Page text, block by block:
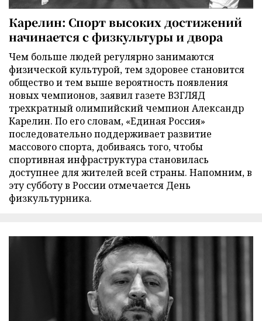
Карелин: Спорт высоких достижений
начинается с физкультуры и двора
Чем больше людей регулярно занимаются
физической культурой, тем здоровее становится
общество и тем выше вероятность появления
новых чемпионов, заявил газете ВЗГЛЯД
трехкратный олимпийский чемпион Александр
Карелин. По его словам, «Единая Россия»
последовательно поддерживает развитие
массового спорта, добиваясь того, чтобы
спортивная инфраструктура становилась
доступнее для жителей всей страны. Напомним, в
эту субботу в России отмечается День
физкультурника.